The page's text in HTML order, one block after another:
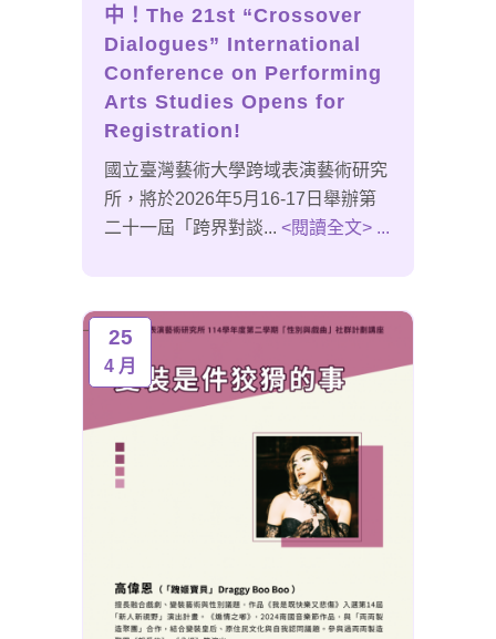
中！The 21st “Crossover
Dialogues” International
Conference on Performing
Arts Studies Opens for
Registration!
國立臺灣藝術大學跨域表演藝術研究
所，將於2026年5月16-17日舉辦第
二十一屆「跨界對談... <閱讀全文> ...
25
4 月